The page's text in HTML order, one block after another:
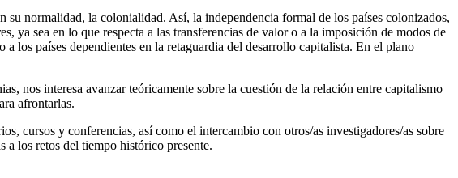
normalidad, la colonialidad. Así, la independencia formal de los países colonizados,
ya sea en lo que respecta a las transferencias de valor o a la imposición de modos de
los países dependientes en la retaguardia del desarrollo capitalista. En el plano
nos interesa avanzar teóricamente sobre la cuestión de la relación entre capitalismo
afrontarlas.
cursos y conferencias, así como el intercambio con otros/as investigadores/as sobre
a los retos del tiempo histórico presente.